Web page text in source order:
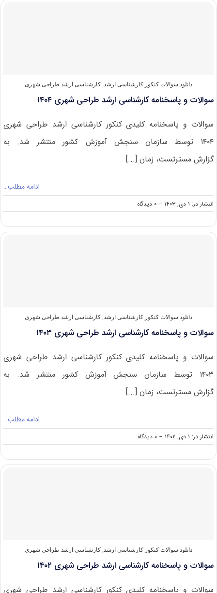
دانلود سوالات کنکور کارشناسی ارشد, کارشناسی ارشد طراحی شهری
سوالات و پاسخنامه کارشناسی ارشد طراحی شهری ۱۴۰۴
سوالات و پاسخنامه کلیدی کنکور کارشناسی ارشد طراحی شهری
۱۴۰۴ توسط سازمان سنجش آموزش کشور منتشر شد. به
گزارش مسترتست، زمان [...]
ادامه مطلب…
انتشار در: ۱ دی, ۱۴۰۳ -- ۰ دیدگاه
on
سوالات
پاسخنامه
دانلود سوالات کنکور کارشناسی ارشد, کارشناسی ارشد طراحی شهری
سوالات و پاسخنامه کارشناسی ارشد طراحی شهری ۱۴۰۳
سوالات و پاسخنامه کلیدی کنکور کارشناسی ارشد طراحی شهری
۱۴۰۳ توسط سازمان سنجش آموزش کشور منتشر شد. به
گزارش مسترتست، زمان [...]
ادامه مطلب…
انتشار در: ۱ دی, ۱۴۰۲ -- ۰ دیدگاه
on
سوالات
پاسخنامه
دانلود سوالات کنکور کارشناسی ارشد, کارشناسی ارشد طراحی شهری
سوالات و پاسخنامه کارشناسی ارشد طراحی شهری ۱۴۰۲
سوالات و پاسخنامه کلیدی کنکور کارشناسی ارشد طراحی شهری